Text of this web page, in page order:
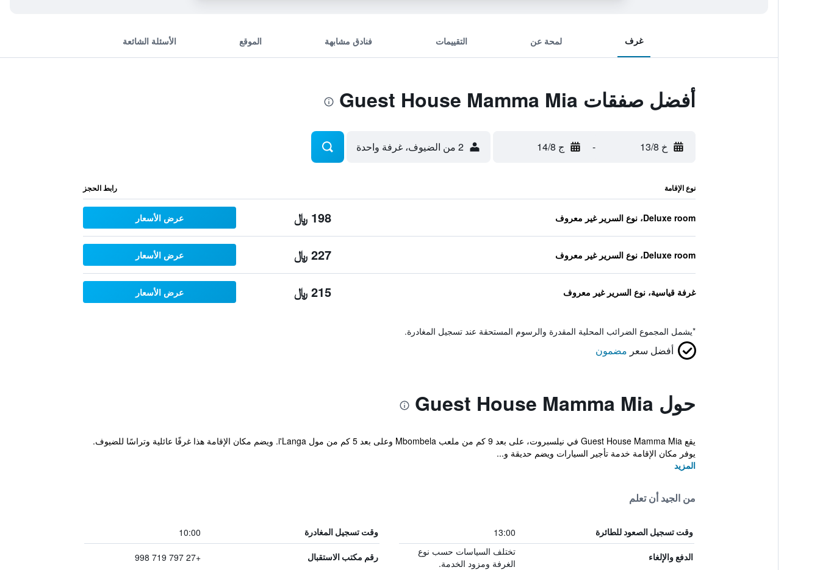
غرف لمحة عن التقييمات فنادق مشابهة الموقع الأسئلة الشائعة
أفضل صفقات Guest House Mamma Mia
خ 13/8 - ج 14/8 2 من الضيوف، غرفة واحدة
نوع الإقامة رابط الحجز
Deluxe room، نوع السرير غير معروف 198 ﷼ عرض الأسعار
Deluxe room، نوع السرير غير معروف 227 ﷼ عرض الأسعار
غرفة قياسية، نوع السرير غير معروف 215 ﷼ عرض الأسعار
*يشمل المجموع الضرائب المحلية المقدرة والرسوم المستحقة عند تسجيل المغادرة.
أفضل سعر مضمون
حول Guest House Mamma Mia
يقع Guest House Mamma Mia في نيلسبروت، على بعد 9 كم من ملعب Mbombela وعلى بعد 5 كم من مول i'Langa. ويضم مكان الإقامة هذا غرفًا عائلية وتراسًا للضيوف.
يوفر مكان الإقامة خدمة تأجير السيارات ويضم حديقة و...
المزيد
من الجيد أن تعلم
وقت تسجيل الصعود للطائرة 13:00 وقت تسجيل المغادرة 10:00
الدفع والإلغاء
تختلف السياسات حسب نوع
الغرفة ومزود الخدمة.
رقم مكتب الاستقبال +27 797 719 998